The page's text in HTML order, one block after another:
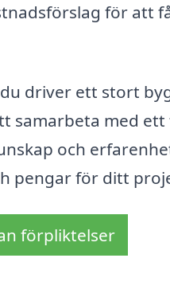
för att
driver ett stort
samarbeta med
och
pengar för ditt
förpliktelser